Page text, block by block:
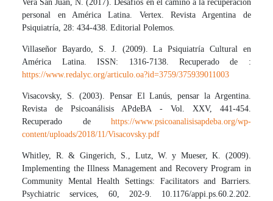
Vera San Juan, N. (2017). Desafíos en el camino a la recuperación
personal en América Latina. Vertex. Revista Argentina de
Psiquiatría, 28: 434-438. Editorial Polemos.
Villaseñor Bayardo, S. J. (2009). La Psiquiatría Cultural en
América Latina. ISSN: 1316-7138. Recuperado de :
https://www.redalyc.org/articulo.oa?id=3759/375939011003
Visacovsky, S. (2003). Pensar El Lanús, pensar la Argentina.
Revista de Psicoanálisis APdeBA - Vol. XXV, 441-454.
Recuperado de https://www.psicoanalisisapdeba.org/wp-
content/uploads/2018/11/Visacovsky.pdf
Whitley, R. & Gingerich, S., Lutz, W. y Mueser, K. (2009).
Implementing the Illness Management and Recovery Program in
Community Mental Health Settings: Facilitators and Barriers.
Psychiatric services, 60, 202-9. 10.1176/appi.ps.60.2.202.